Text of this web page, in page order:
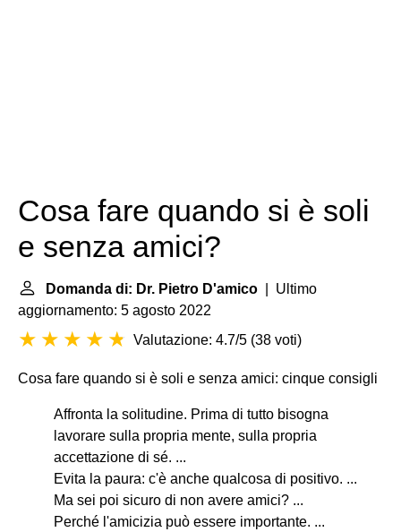
Cosa fare quando si è soli
e senza amici?
Domanda di: Dr. Pietro D'amico | Ultimo
aggiornamento: 5 agosto 2022
Valutazione: 4.7/5 (38 voti)
Cosa fare quando si è soli e senza amici: cinque consigli
Affronta la solitudine. Prima di tutto bisogna
lavorare sulla propria mente, sulla propria
accettazione di sé. ...
Evita la paura: c'è anche qualcosa di positivo. ...
Ma sei poi sicuro di non avere amici? ...
Perché l'amicizia può essere importante. ...